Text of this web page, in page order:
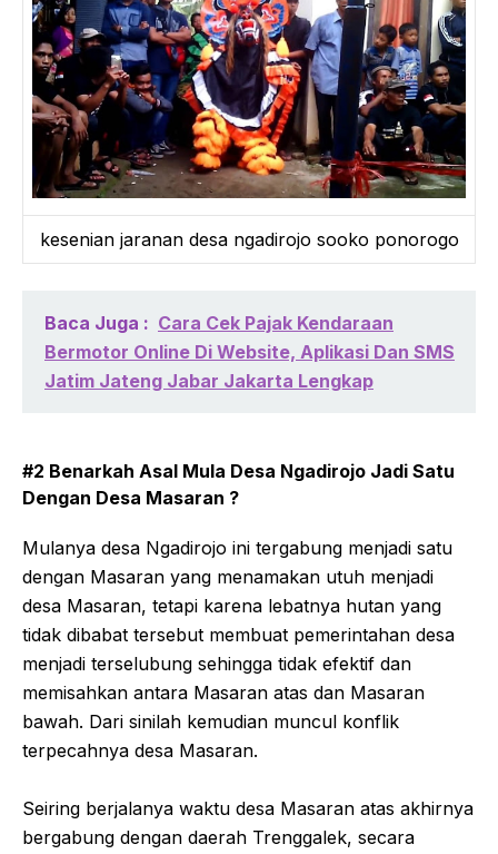
kesenian jaranan desa ngadirojo sooko ponorogo
Baca Juga : Cara Cek Pajak Kendaraan
Bermotor Online Di Website, Aplikasi Dan SMS
Jatim Jateng Jabar Jakarta Lengkap
#2 Benarkah Asal Mula Desa Ngadirojo Jadi Satu
Dengan Desa Masaran ?
Mulanya desa Ngadirojo ini tergabung menjadi satu
dengan Masaran yang menamakan utuh menjadi
desa Masaran, tetapi karena lebatnya hutan yang
tidak dibabat tersebut membuat pemerintahan desa
menjadi terselubung sehingga tidak efektif dan
memisahkan antara Masaran atas dan Masaran
bawah. Dari sinilah kemudian muncul konflik
terpecahnya desa Masaran.
Seiring berjalanya waktu desa Masaran atas akhirnya
bergabung dengan daerah Trenggalek, secara